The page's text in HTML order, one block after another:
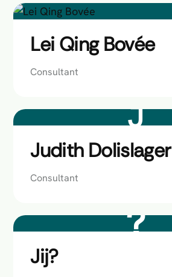
Lei Qing Bovée
Consultant
J
Judith Dolislager
Consultant
Jij?